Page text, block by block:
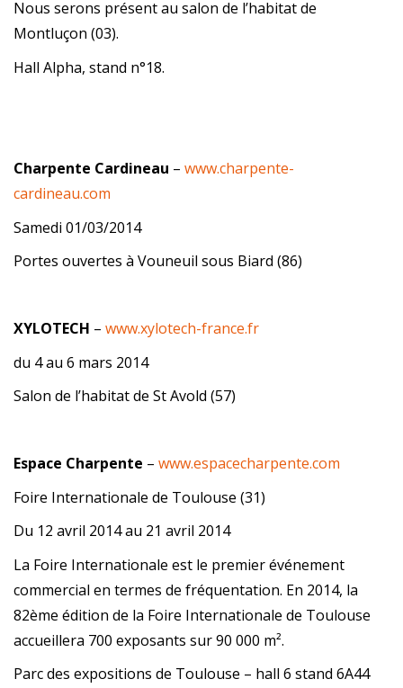
Nous serons présent au salon de l’habitat de
Montluçon (03).
Hall Alpha, stand n°18.
Charpente Cardineau – www.charpente-
cardineau.com
Samedi 01/03/2014
Portes ouvertes à Vouneuil sous Biard (86)
XYLOTECH – www.xylotech-france.fr
du 4 au 6 mars 2014
Salon de l’habitat de St Avold (57)
Espace Charpente – www.espacecharpente.com
Foire Internationale de Toulouse (31)
Du 12 avril 2014 au 21 avril 2014
La Foire Internationale est le premier événement
commercial en termes de fréquentation. En 2014, la
82ème édition de la Foire Internationale de Toulouse
accueillera 700 exposants sur 90 000 m².
Parc des expositions de Toulouse – hall 6 stand 6A44